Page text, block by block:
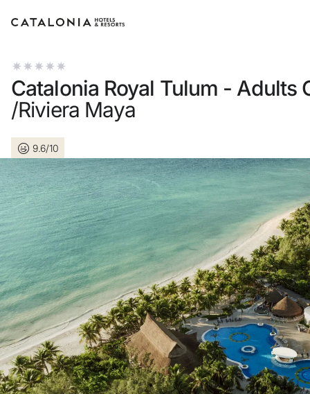
LOGIN
Hai dimenticato la
o usa una di queste
Entra con Google
Accedere solo con l’email
Non ti sei ancora registrato ?
Creare un account
Catalonia Royal Tulum - Adults
/Riviera Maya
9.6/10